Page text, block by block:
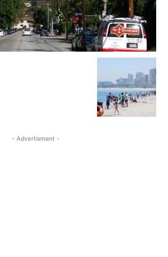
- Advertisment -